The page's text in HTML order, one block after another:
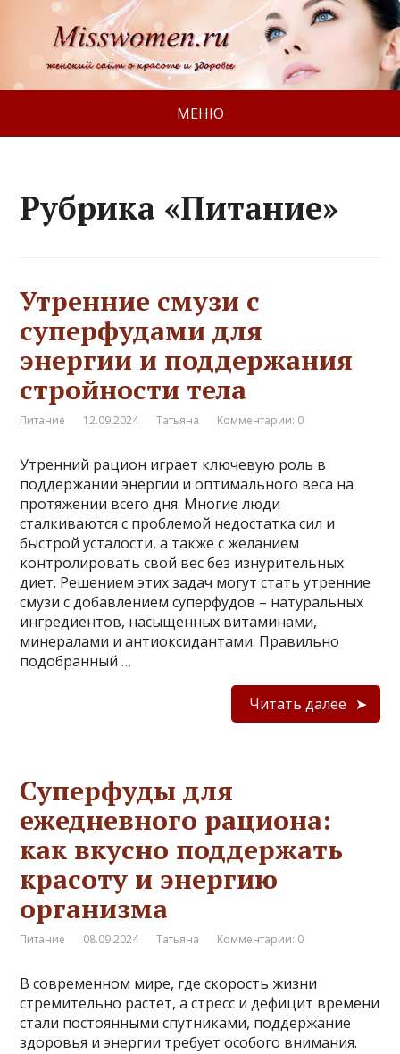
МЕНЮ
Рубрика «Питание»
Утренние смузи с
суперфудами для
энергии и поддержания
стройности тела
Питание 12.09.2024 Татьяна Комментарии: 0
Утренний рацион играет ключевую роль в
поддержании энергии и оптимального веса на
протяжении всего дня. Многие люди
сталкиваются с проблемой недостатка сил и
быстрой усталости, а также с желанием
контролировать свой вес без изнурительных
диет. Решением этих задач могут стать утренние
смузи с добавлением суперфудов – натуральных
ингредиентов, насыщенных витаминами,
минералами и антиоксидантами. Правильно
подобранный …
Читать далее
Суперфуды для
ежедневного рационa:
как вкусно поддержать
красоту и энергию
организма
Питание 08.09.2024 Татьяна Комментарии: 0
В современном мире, где скорость жизни
стремительно растет, а стресс и дефицит времени
стали постоянными спутниками, поддержание
здоровья и энергии требует особого внимания.